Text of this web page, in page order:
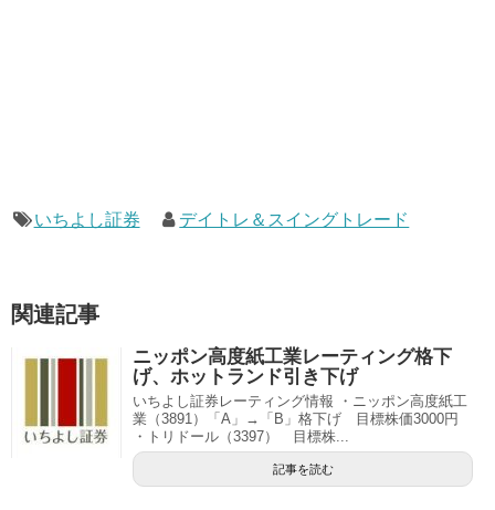
いちよし証券 デイトレ＆スイングトレード
関連記事
ニッポン高度紙工業レーティング格下
げ、ホットランド引き下げ
いちよし証券レーティング情報 ・ニッポン高度紙工
業（3891）「A」→「B」格下げ 目標株価3000円
・トリドール（3397） 目標株...
記事を読む